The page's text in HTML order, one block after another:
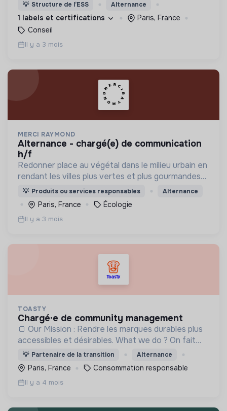
💡 Structure de l’ESS Alternance
1 labels et certifications
Paris, France
Conseil
Il y a 3 mois
MERCI RAYMOND
alternance - chargé(e) de communication
h/f
Redonner place au végétal dans le milieu urbain en
rendant les villes plus vertes et plus gourmandes
et en incitant les citadins à prendre part à la
révolution verte.
💡 Produits ou services responsables Alternance
Paris, France Écologie
Il y a 3 mois
TOASTY
chargé·e de community management
🍞 Our Mission : Rendre les marques durables plus
accessibles et désirables. What we do ? On fait
découvrir les plus belles marques responsables,
pour tous les besoins du quotidien.
💡 Partenaire de la transition Alternance
Paris, France Consommation responsable
Il y a 4 mois